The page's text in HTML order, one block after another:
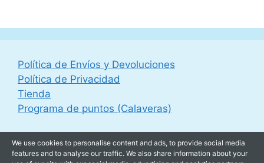
Política de Envíos y Devoluciones
Política de Privacidad
Tienda
Programa de puntos (Calaveras)
We use cookies to personalise content and ads, to provide social media
features and to analyse our traffic. We also share information about your